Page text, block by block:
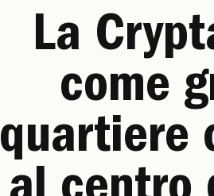
La
come
quartiere